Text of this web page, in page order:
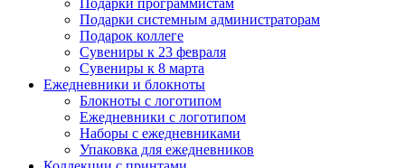
Подарки системным администраторам
Подарок коллеге
Сувениры к 23 февраля
Сувениры к 8 марта
Ежедневники и блокноты
Блокноты с логотипом
Ежедневники с логотипом
Наборы с ежедневниками
Упаковка для ежедневников